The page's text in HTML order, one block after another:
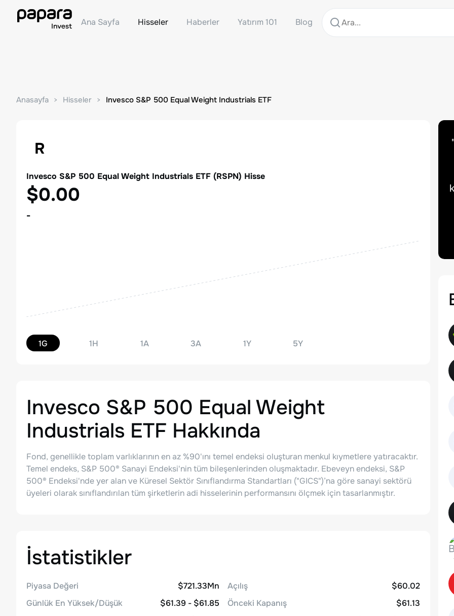
Ana Sayfa Hisseler Haberler Yatırım 101 Blog
Anasayfa Hisseler Invesco S&P 500 Equal Weight Industrials ETF
R
Invesco S&P 500 Equal Weight Industrials ETF (RSPN) Hisse
$0.00
-
1G 1H 1A 3A 1Y 5Y
Invesco S&P 500 Equal Weight
Industrials ETF Hakkında
Fond, genellikle toplam varlıklarının en az %90'ını temel endeksi oluşturan menkul kıymetlere yatıracaktır.
Temel endeks, S&P 500® Sanayi Endeksi'nin tüm bileşenlerinden oluşmaktadır. Ebeveyn endeksi, S&P
500® Endeksi'nde yer alan ve Küresel Sektör Sınıflandırma Standartları ("GICS")’na göre sanayi sektörü
üyeleri olarak sınıflandırılan tüm şirketlerin adi hisselerinin performansını ölçmek için tasarlanmıştır.
İstatistikler
Piyasa Değeri
$721.33Mn
Günlük En Yüksek/Düşük
$61.39 - $61.85
Açılış
$60.02
Önceki Kapanış
$61.13
"